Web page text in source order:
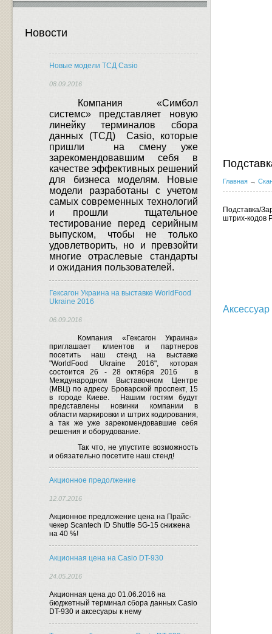
Новости
Новые модели ТСД Casio
08.09.2016
Компания «Симбол
системс» представляет новую
линейку терминалов сбора
данных (ТСД)
Casio, которые
пришли
на смену уже
зарекомендовавшим себя в
качестве эффективных решений
для бизнеса моделям.
Новые
модели разработаны с учетом
самых современных технологий
и прошли
тщательное
тестирование перед серийным
выпуском, чтобы не только
удовлетворить, но и превзойти
многие отраслевые стандарты
и ожидания пользователей.
Гексагон Украина на выставке WorldFood
Ukraine 2016
06.09.2016
Компания «Гексагон Украина»
приглашает клиентов и партнеров
посетить наш стенд на выставке
"WorldFood Ukraine 2016", которая
состоится 26 - 28 октября 2016
в
Международном Выставочном Центре
(МВЦ) по адресу Броварской проспект, 15
в городе Киеве.
Нашим гостям будут
представлены новинки компании в
области маркировки и штрих кодирования,
а так же уже зарекомендовавшие себя
решения и оборудование.
Так что, не упустите возможность
и обязательно посетите наш стенд!
Акционное предолжение
12.07.2016
Акционное предложение цена на Прайс-
чекер Scantech ID Shuttle SG-15 снижена
на 40 %!
Акционная цена на Casio DT-930
24.05.2016
Акционная цена до 01.06.2016 на
бюджетный терминал сбора данных Casio
DT-930 и аксесуары к нему
Главная →
Подставка/
штрих-кодов